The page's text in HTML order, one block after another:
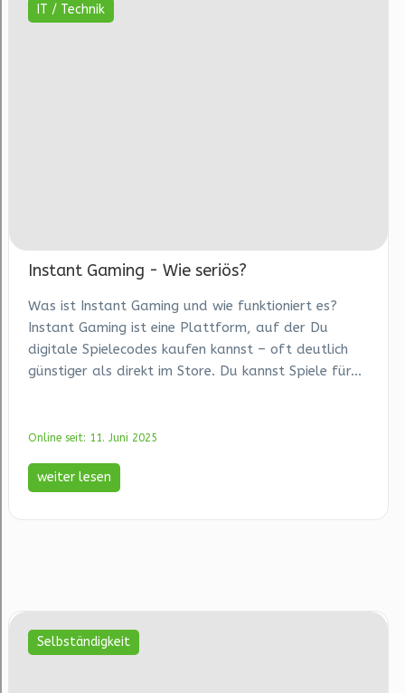
IT / Technik
Instant Gaming - Wie seriös?
Was ist Instant Gaming und wie funktioniert es?
Instant Gaming ist eine Plattform, auf der Du
digitale Spielecodes kaufen kannst – oft deutlich
günstiger als direkt im Store. Du kannst Spiele für...
Online seit: 11. Juni 2025
weiter lesen
Selbständigkeit